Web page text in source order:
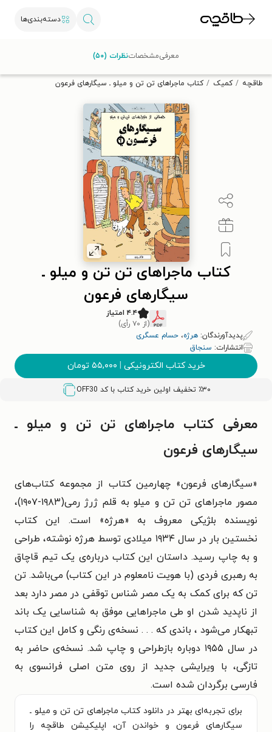
دسته‌بندی‌ها
تخفیف از طاقچه دریافت کن.
طاقچه کمیک کتاب ماجراهای تن تن و میلو ـ سیگارهای فرعون
کتاب ماجراهای تن تن و میلو ـ
سیگارهای فرعون
۴.۴ امتیاز
(از ۷۰ رأی)
پدیدآورندگان: هرژه، حسام عسگری
انتشارات: سنجاق
خرید کتاب الکترونیکی | ۵۵,۰۰۰ تومان
٪۳۰ تخفیف اولین خرید کتاب با کد OFF30
معرفیمشخصاتنظرات (۵۰)
معرفی کتاب ماجراهای تن تن و میلو ـ
سیگارهای فرعون
«سیگارهای فرعون» چهارمین کتاب از مجموعه کتاب‌های
مصور ماجراهای تن تن و میلو به قلم ژرژ رمی(۱۹۸۳-۱۹۰۷)،
نویسنده بلژیکی معروف به «هرژه» است. این کتاب
نخستین بار در سال ۱۹۳۴ میلادی توسط هرژه نوشته، طراحی
و به چاپ رسید. داستان این کتاب درباره‌ی یک تیم قاچاق
به رهبری فردی (با هویت نامعلوم در این کتاب) می‌باشد. تن
تن که برای کمک به یک مصر شناس توقفی در مصر دارد بعد
از ناپدید شدن او طی ماجراهایی موفق به شناسایی یک باند
تبهکار می‌شود ، باندی که . . . نسخه‌ی رنگی و کامل این کتاب
در سال ۱۹۵۵ دوباره بازطراحی و چاپ شد. نسخه‌ی حاضر به
تازگی، با ویرایشی جدید از روی متن اصلی فرانسوی به
فارسی برگردان شده است.
برای تجربه‌ای بهتر در دانلود کتاب ماجراهای تن تن و میلو ـ
سیگارهای فرعون و خواندن آن، اپلیکیشن طاقچه را